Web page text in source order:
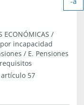
ECONÓMICAS /
incapacidad
/ E. Pensiones
57